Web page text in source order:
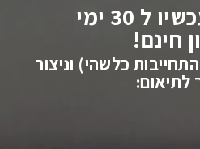
הצטרפו עכשיו ל 30 ימי
חינם!
כלשהי) וניצור
לתיאום: